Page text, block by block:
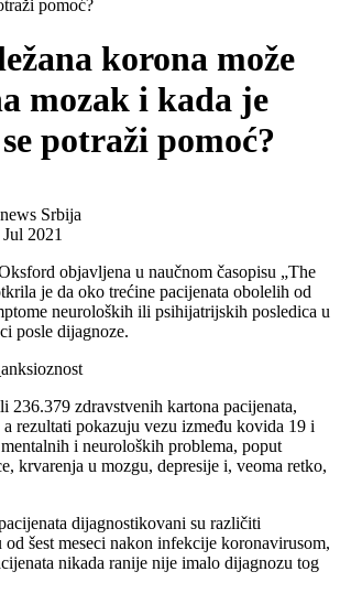
pomoć?
korona može
mozak i kada je
potraži pomoć?
Srbija
2021
objavljena u naučnom časopisu „The
je da oko trećine pacijenata obolelih od
neuroloških ili psihijatrijskih posledica u
posle dijagnoze.
236.379 zdravstvenih kartona pacijenata,
rezultati pokazuju vezu između kovida 19 i
i neuroloških problema, poput
krvarenja u mozgu, depresije i, veoma retko,
dijagnostikovani su različiti
šest meseci nakon infekcije koronavirusom,
nikada ranije nije imalo dijagnozu tog